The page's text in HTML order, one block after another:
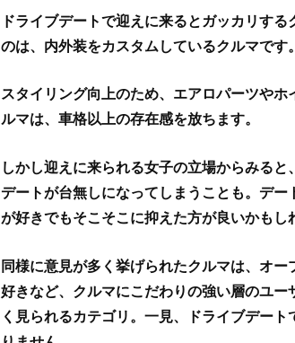
ドライブデートで迎えに来るとガッカリす
のは、内外装をカスタムしているクルマです。
スタイリング向上のため、エアロパーツや
ルマは、車格以上の存在感を放ちます。
しかし迎えに来られる女子の立場からみる
デートが台無しになってしまうことも。デ
が好きでもそこそこに抑えた方が良いかもし
同様に意見が多く挙げられたクルマは、オ
好きなど、クルマにこだわりの強い層のユ
く見られるカテゴリ。一見、ドライブデー